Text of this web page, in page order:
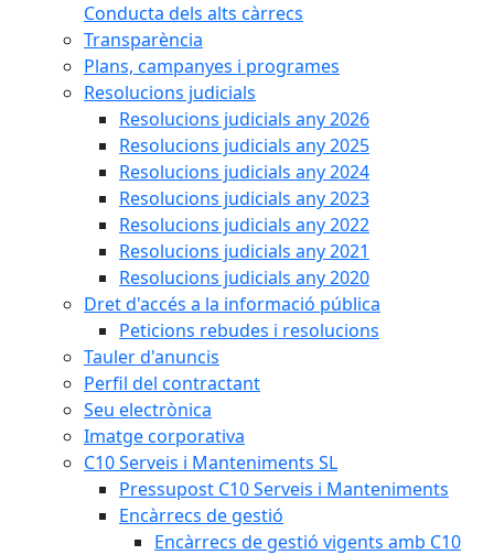
Conducta dels alts càrrecs
Transparència
Plans, campanyes i programes
Resolucions judicials
Resolucions judicials any 2026
Resolucions judicials any 2025
Resolucions judicials any 2024
Resolucions judicials any 2023
Resolucions judicials any 2022
Resolucions judicials any 2021
Resolucions judicials any 2020
Dret d'accés a la informació pública
Peticions rebudes i resolucions
Tauler d'anuncis
Perfil del contractant
Seu electrònica
Imatge corporativa
C10 Serveis i Manteniments SL
Pressupost C10 Serveis i Manteniments
Encàrrecs de gestió
Encàrrecs de gestió vigents amb C10